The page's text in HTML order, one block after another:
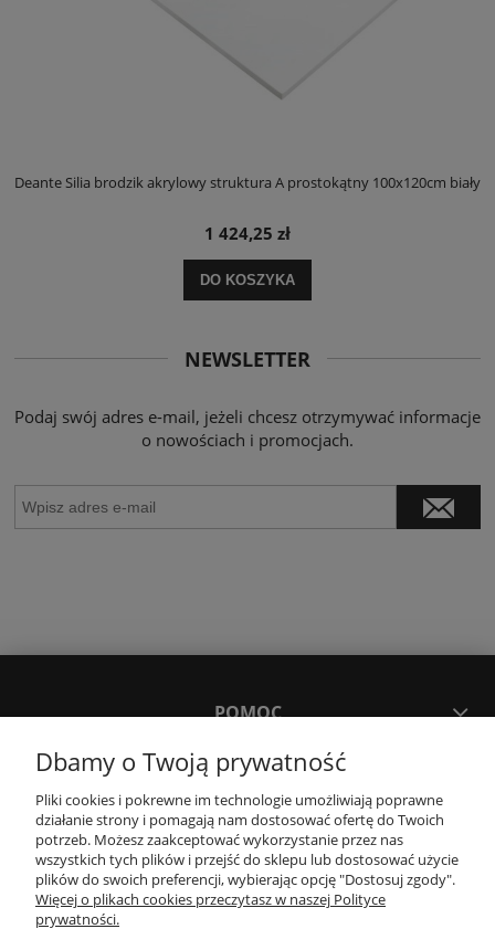
Deante Silia brodzik akrylowy struktura A prostokątny 100x120cm biały
1 424,25 zł
DO KOSZYKA
NEWSLETTER
Podaj swój adres e-mail, jeżeli chcesz otrzymywać informacje
o nowościach i promocjach.
POMOC
MOJE KONTO
PŁATNOŚCI I DOSTAWA
KONTAKT
Dbamy o Twoją prywatność
Pliki cookies i pokrewne im technologie umożliwiają poprawne
działanie strony i pomagają nam dostosować ofertę do Twoich
potrzeb. Możesz zaakceptować wykorzystanie przez nas
wszystkich tych plików i przejść do sklepu lub dostosować użycie
plików do swoich preferencji, wybierając opcję "Dostosuj zgody".
Więcej o plikach cookies przeczytasz w naszej Polityce
prywatności.